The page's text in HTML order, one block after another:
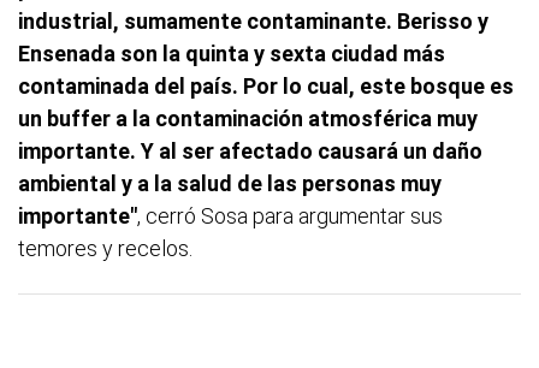
industrial, sumamente contaminante. Berisso y
Ensenada son la quinta y sexta ciudad más
contaminada del país. Por lo cual, este bosque es
un buffer a la contaminación atmosférica muy
importante. Y al ser afectado causará un daño
ambiental y a la salud de las personas muy
importante", cerró Sosa para argumentar sus
temores y recelos.